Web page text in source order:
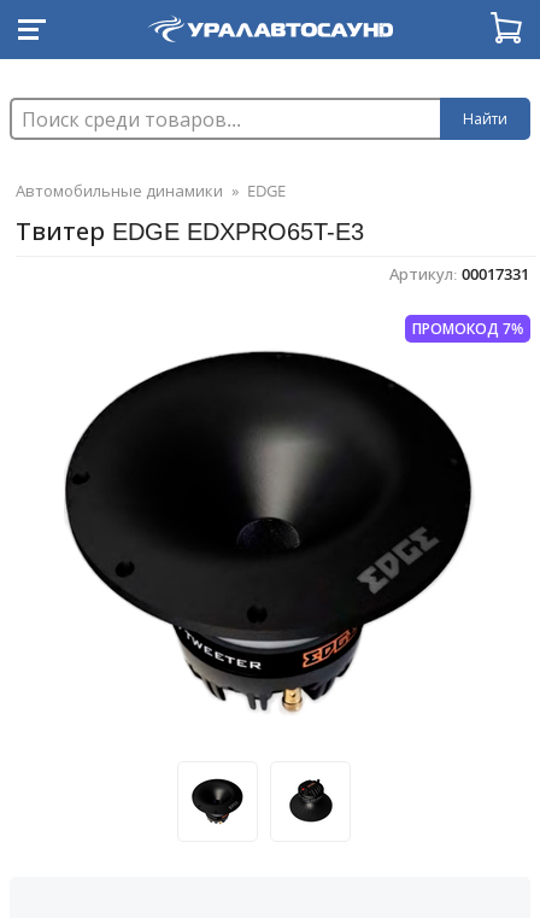
Найти
Автомобильные динамики » EDGE
Твитер EDGE EDXPRO65T-E3
Артикул: 00017331
ПРОМОКОД 7%